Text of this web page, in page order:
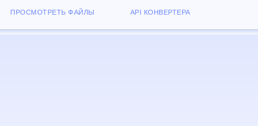
ПРОСМОТРЕТЬ ФАЙЛЫ API КОНВЕРТЕРА